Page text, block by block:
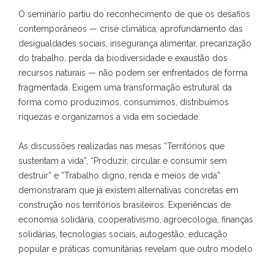
O seminário partiu do reconhecimento de que os desafios
contemporâneos — crise climática, aprofundamento das
desigualdades sociais, insegurança alimentar, precarização
do trabalho, perda da biodiversidade e exaustão dos
recursos naturais — não podem ser enfrentados de forma
fragmentada. Exigem uma transformação estrutural da
forma como produzimos, consumimos, distribuímos
riquezas e organizamos a vida em sociedade.
As discussões realizadas nas mesas “Territórios que
sustentam a vida”, “Produzir, circular e consumir sem
destruir” e “Trabalho digno, renda e meios de vida”
demonstraram que já existem alternativas concretas em
construção nos territórios brasileiros. Experiências de
economia solidária, cooperativismo, agroecologia, finanças
solidárias, tecnologias sociais, autogestão, educação
popular e práticas comunitárias revelam que outro modelo